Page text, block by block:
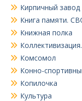
Кирпичный завод
Книга памяти.
Книжная полка
Комсомол
Конно-
Копилочка
Культура